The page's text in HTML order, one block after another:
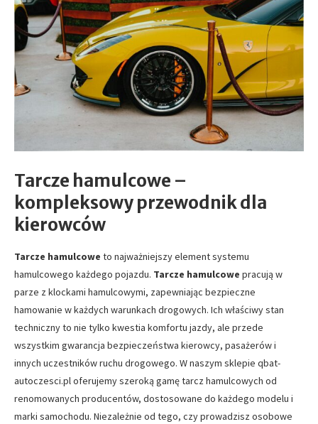
Tarcze hamulcowe –
kompleksowy przewodnik dla
kierowców
Tarcze hamulcowe to najważniejszy element systemu
hamulcowego każdego pojazdu. Tarcze hamulcowe pracują w
parze z klockami hamulcowymi, zapewniając bezpieczne
hamowanie w każdych warunkach drogowych. Ich właściwy stan
techniczny to nie tylko kwestia komfortu jazdy, ale przede
wszystkim gwarancja bezpieczeństwa kierowcy, pasażerów i
innych uczestników ruchu drogowego. W naszym sklepie qbat-
autoczesci.pl oferujemy szeroką gamę tarcz hamulcowych od
renomowanych producentów, dostosowane do każdego modelu i
marki samochodu. Niezależnie od tego, czy prowadzisz osobowe